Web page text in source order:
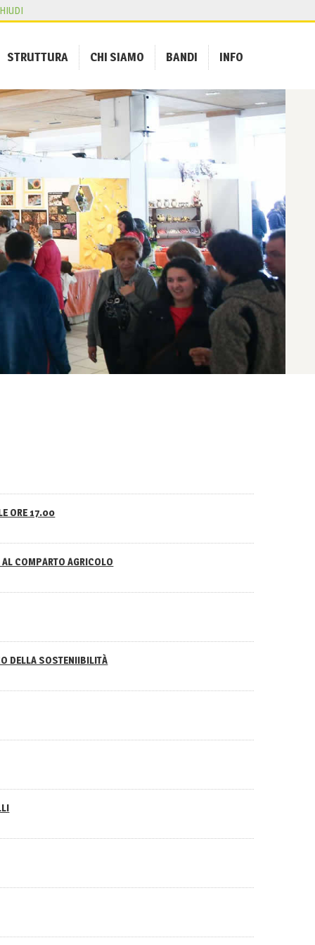
STRUTTURA CHI SIAMO BANDI INFO
ORE 17.00
COMPARTO AGRICOLO
DELLA SOSTENIIBILITÀ